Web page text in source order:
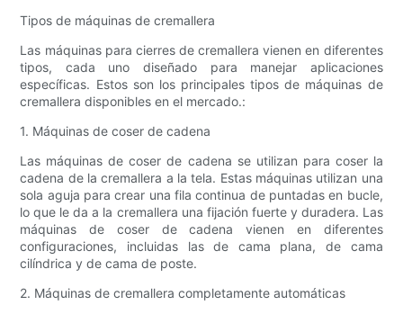
Tipos de máquinas de cremallera
Las máquinas para cierres de cremallera vienen en diferentes
tipos, cada uno diseñado para manejar aplicaciones
específicas. Estos son los principales tipos de máquinas de
cremallera disponibles en el mercado.:
1. Máquinas de coser de cadena
Las máquinas de coser de cadena se utilizan para coser la
cadena de la cremallera a la tela. Estas máquinas utilizan una
sola aguja para crear una fila continua de puntadas en bucle,
lo que le da a la cremallera una fijación fuerte y duradera. Las
máquinas de coser de cadena vienen en diferentes
configuraciones, incluidas las de cama plana, de cama
cilíndrica y de cama de poste.
2. Máquinas de cremallera completamente automáticas